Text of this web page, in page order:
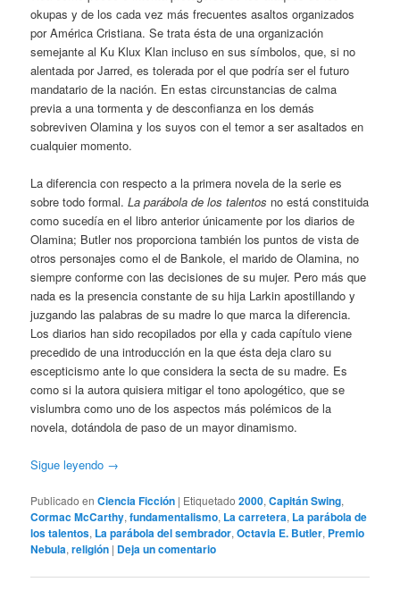
okupas y de los cada vez más frecuentes asaltos organizados
por América Cristiana. Se trata ésta de una organización
semejante al Ku Klux Klan incluso en sus símbolos, que, si no
alentada por Jarred, es tolerada por el que podría ser el futuro
mandatario de la nación. En estas circunstancias de calma
previa a una tormenta y de desconfianza en los demás
sobreviven Olamina y los suyos con el temor a ser asaltados en
cualquier momento.
La diferencia con respecto a la primera novela de la serie es
sobre todo formal.La parábola de los talentos no está constituida
como sucedía en el libro anterior únicamente por los diarios de
Olamina; Butler nos proporciona también los puntos de vista de
otros personajes como el de Bankole, el marido de Olamina, no
siempre conforme con las decisiones de su mujer. Pero más que
nada es la presencia constante de su hija Larkin apostillando y
juzgando las palabras de su madre lo que marca la diferencia.
Los diarios han sido recopilados por ella y cada capítulo viene
precedido de una introducción en la que ésta deja claro su
escepticismo ante lo que considera la secta de su madre. Es
como si la autora quisiera mitigar el tono apologético, que se
vislumbra como uno de los aspectos más polémicos de la
novela, dotándola de paso de un mayor dinamismo.
Sigue leyendo →
Publicado en Ciencia Ficción | Etiquetado 2000,Capitán Swing,
Cormac McCarthy,fundamentalismo, La carretera, La parábola de
los talentos, La parábola del sembrador,Octavia E. Butler, Premio
Nebula,religión | Deja un comentario